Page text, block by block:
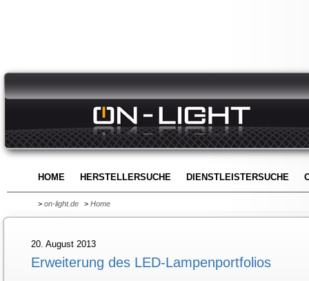
HOME HERSTELLERSUCHE DIENSTLEISTERSUCHE
> on-light.de > Home
20. August 2013
Erweiterung des LED-Lampenportfolios